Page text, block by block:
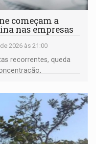
começam a
nas empresas
2026 às 21:00
recorrentes, queda